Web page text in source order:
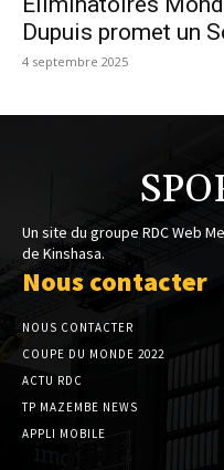
Dupuis promet un
4 septembre 2025
Un site du groupe RDC Web
de Kinshasa.
Nous contacter
NOUS CONTACTER
COUPE DU MONDE 2022
ACTU RDC
TP MAZEMBE NEWS
APPLI MOBILE